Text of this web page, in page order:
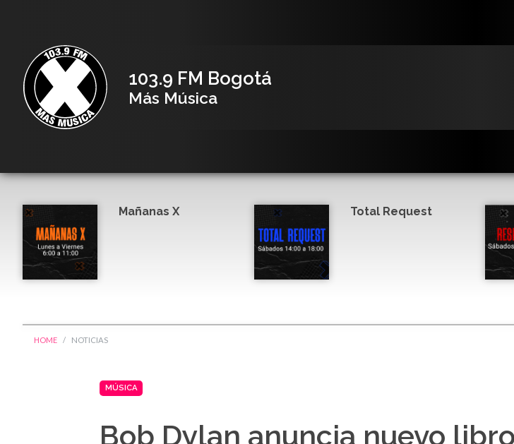
103.9 FM Bogotá
Más Música
Mañanas X Total Request
HOME NOTICIAS
MÚSICA
Bob Dylan anuncia nuevo